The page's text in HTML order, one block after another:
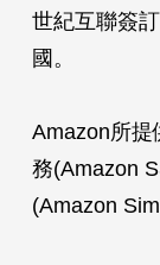
世紀互聯簽
國。
Amazon所提
務(Amazon
(Amazon